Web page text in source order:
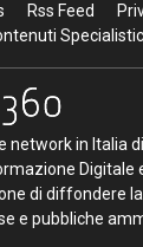
Rss Feed
network in Italia
Digitale
di diffondere
e pubbliche